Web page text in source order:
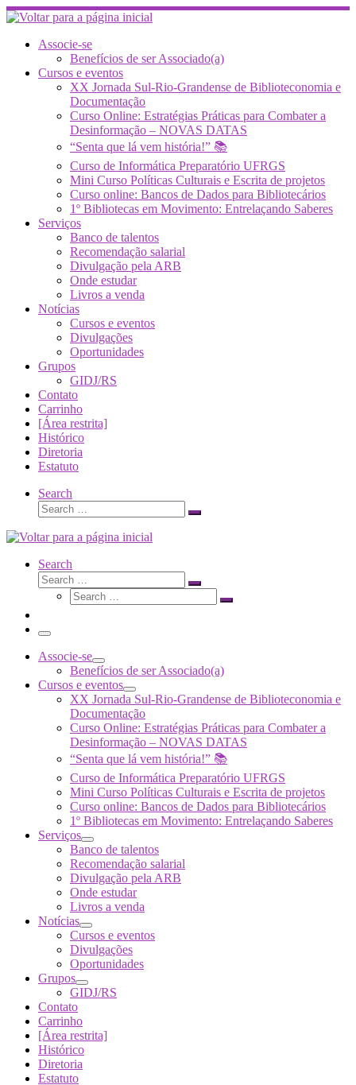
Skip
to
contentAssocie-se
Benefícios de ser Associado(a)
Cursos e eventos
XX Jornada Sul-Rio-Grandense de Biblioteconomia e
Documentação
Curso Online: Estratégias Práticas para Combater a
Desinformação – NOVAS DATAS
“Senta que lá vem história!” 📚
Curso de Informática Preparatório UFRGS
Mini Curso Políticas Culturais e Escrita de projetos
Curso online: Bancos de Dados para Bibliotecários
1º Bibliotecas em Movimento: Entrelaçando Saberes
Serviços
Banco de talentos
Recomendação salarial
Divulgação pela ARB
Onde estudar
Livros a venda
Notícias
Cursos e eventos
Divulgações
Oportunidades
Grupos
GIDJ/RS
Contato
Carrinho
[Área restrita]
Histórico
Diretoria
Estatuto
Search
Search
Search
Search
Search
Search
Search
Search
Menu
Associe-se
Benefícios de ser Associado(a)
Cursos e eventos
XX Jornada Sul-Rio-Grandense de Biblioteconomia e
Documentação
Curso Online: Estratégias Práticas para Combater a
Desinformação – NOVAS DATAS
“Senta que lá vem história!” 📚
Curso de Informática Preparatório UFRGS
Mini Curso Políticas Culturais e Escrita de projetos
Curso online: Bancos de Dados para Bibliotecários
1º Bibliotecas em Movimento: Entrelaçando Saberes
Serviços
Banco de talentos
Recomendação salarial
Divulgação pela ARB
Onde estudar
Livros a venda
Notícias
Cursos e eventos
Divulgações
Oportunidades
Grupos
GIDJ/RS
Contato
Carrinho
[Área restrita]
Histórico
Diretoria
Estatuto